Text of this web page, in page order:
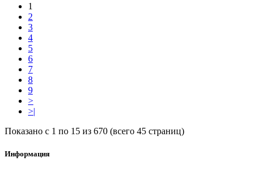
1
2
3
4
5
6
7
8
9
>
>|
Показано с 1 по 15 из 670 (всего 45 страниц)
Информация